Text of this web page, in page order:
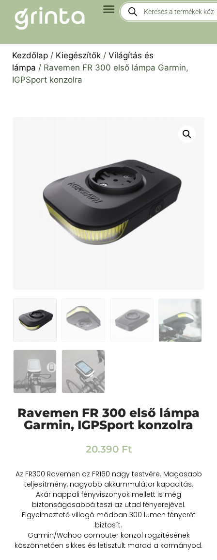
Kezdőlap / Kiegészítők / Világítás és
lámpa / Ravemen FR 300 első lámpa Garmin,
IGPSport konzolra
Ravemen FR 300 első lámpa
Garmin, IGPSport konzolra
20.390 Ft
Az FR300 Ravemen az FR160 nagy testvére. Magasabb
teljesítmény, nagyobb akkummulátor kapacitás.
Akár nappali fényviszonyok mellett is még
biztonságosabbá teszi az utad fényerejével.
Figyelmeztető villogó módban 300 lumen fényerőt
biztosít.
Garmin/Wahoo computer konzol rögzítésének
köszönhetően sikkes és letisztult marad a kormányod.